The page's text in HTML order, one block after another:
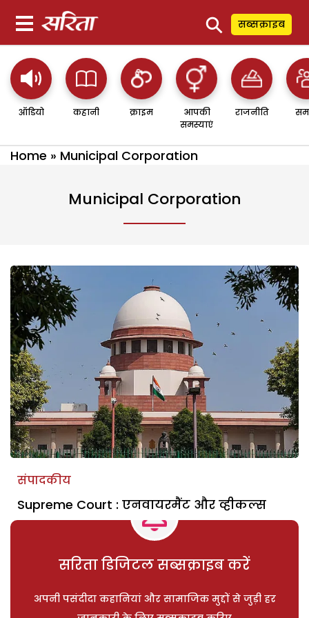
⚲ सब्सक्राइब
ऑडियो कहानी क्राइम
आपकी
समस्याएं
राजनीति
Home » Municipal Corporation
Municipal Corporation
संपादकीय
Supreme Court : एनवायरमैंट और व्हीकल्स
सरिता डिजिटल सब्सक्राइब करें
अपनी पसंदीदा कहानियां और सामाजिक मुद्दों से जुड़ी हर